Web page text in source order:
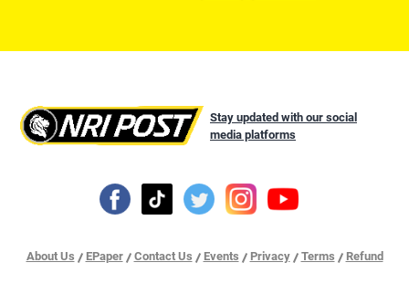
Stay updated with our social
media platforms
About Us EPaper Contact Us Events Privacy Terms Refund